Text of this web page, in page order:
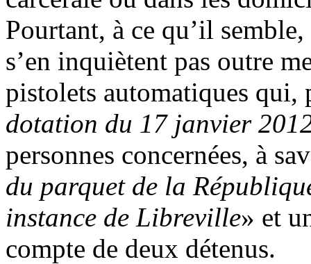
Pourtant, à ce qu’il
s’en inquiètent pas outre
pistolets automatiques qui,
dotation du 17 janvier
personnes concernées, à
du parquet de la
instance de Libreville» et
compte de deux détenus.